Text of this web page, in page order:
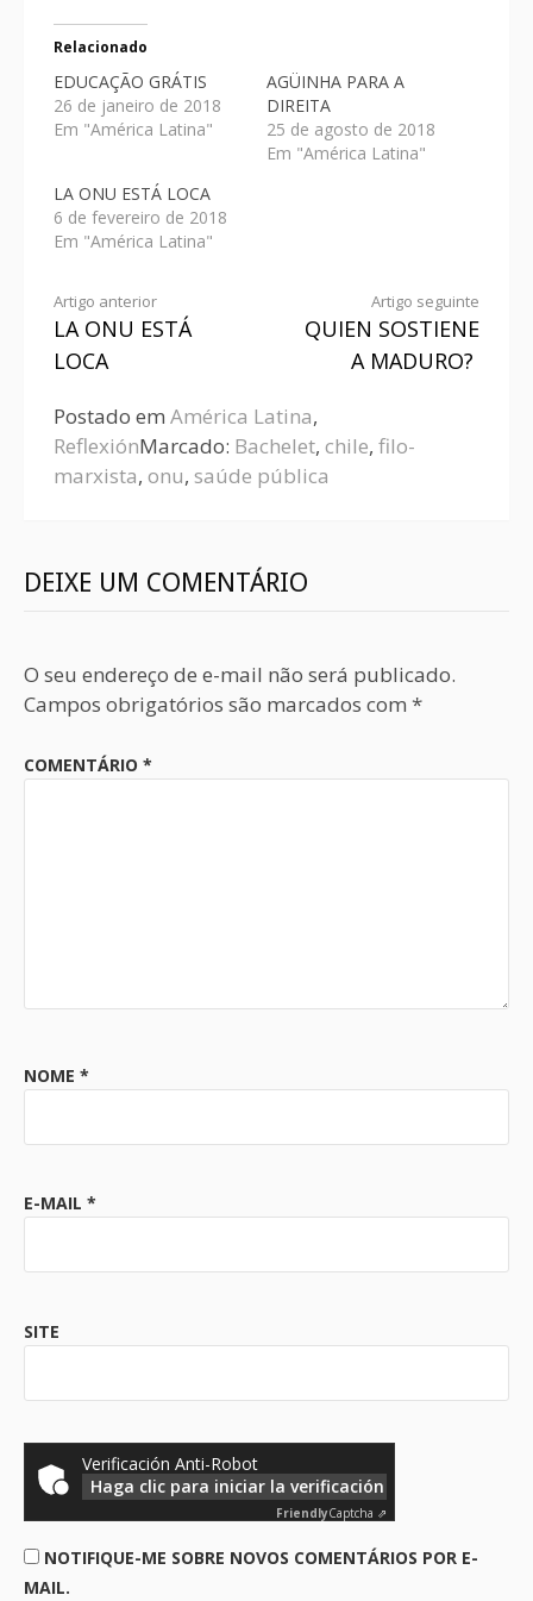
Relacionado
EDUCAÇÃO GRÁTIS
26 de janeiro de 2018
Em "América Latina"
AGÜINHA PARA A
DIREITA
25 de agosto de 2018
Em "América Latina"
LA ONU ESTÁ LOCA
6 de fevereiro de 2018
Em "América Latina"
Artigo anterior
LA ONU ESTÁ
LOCA
Artigo seguinte
QUIEN SOSTIENE
A MADURO?
Postado em América Latina,
ReflexiónMarcado: Bachelet, chile, filo-
marxista, onu, saúde pública
DEIXE UM COMENTÁRIO
O seu endereço de e-mail não será publicado.
Campos obrigatórios são marcados com *
COMENTÁRIO *
NOME *
E-MAIL *
SITE
Verificación Anti-Robot
Haga clic para iniciar la verificación
FriendlyCaptcha ⇗
NOTIFIQUE-ME SOBRE NOVOS COMENTÁRIOS POR E-
MAIL.